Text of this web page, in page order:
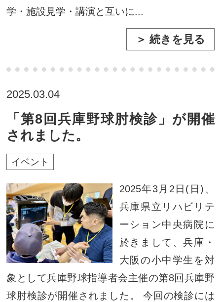
学・施設見学・講演と互いに...
＞ 続きを見る
2025.03.04
「第8回兵庫野球肘検診」が開催
されました。
イベント
2025年3月2日(日)、
兵庫県立リハビリテ
ーション中央病院に
於きまして、兵庫・
大阪の小中学生を対
象として兵庫野球指導者会主催の第8回兵庫野
球肘検診が開催されました。 今回の検診には